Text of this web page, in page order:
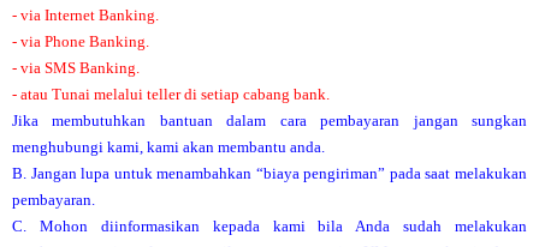
- via Internet Banking.
- via Phone Banking.
- via SMS Banking.
- atau Tunai melalui teller di setiap cabang bank.
Jika membutuhkan bantuan dalam cara pembayaran jangan sungkan
menghubungi kami, kami akan membantu anda.
B. Jangan lupa untuk menambahkan “biaya pengiriman” pada saat melakukan
pembayaran.
C. Mohon diinformasikan kepada kami bila Anda sudah melakukan